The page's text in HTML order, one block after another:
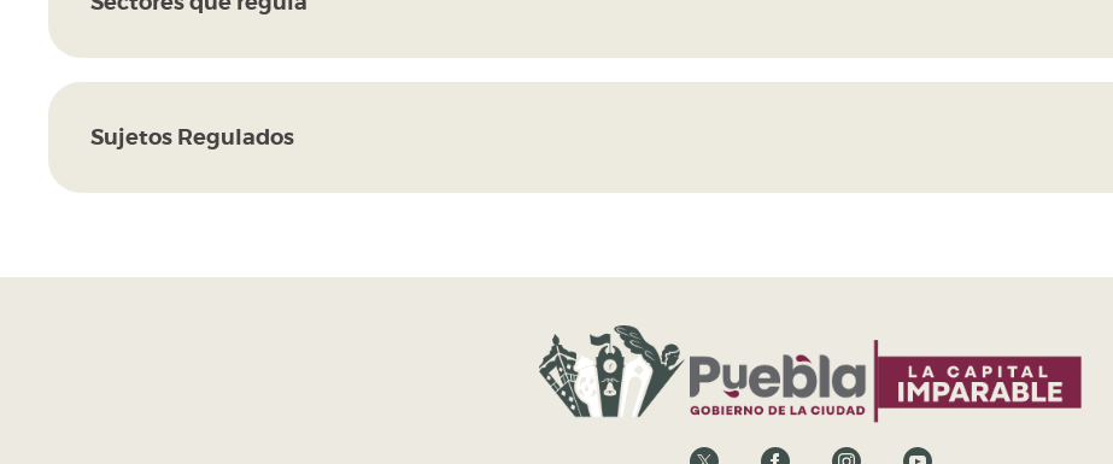
Sujetos Regulados